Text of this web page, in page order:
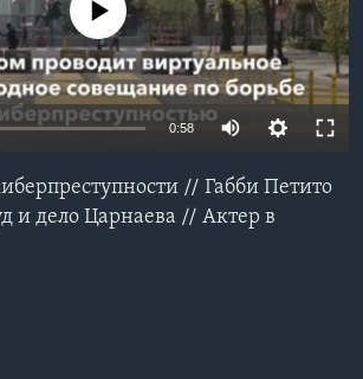
source currently available
0:58
// Габби Петито
и дело Царнаева // Актер в